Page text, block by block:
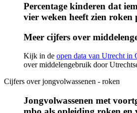
Percentage kinderen dat
vier weken heeft zien roken
Infogram
Meer cijfers over
Kijk in de open data van Utrecht in
over middelengebruik door
Cijfers over jongvolwassenen - roken
Jongvolwassenen met